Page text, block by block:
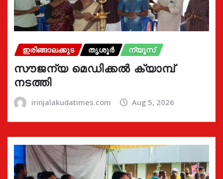
ഇരിങ്ങാലക്കുട തൃശൂർ ന്യൂസ്
സൗജന്യ മെഡിക്കൽ ക്യാമ്പ്
നടത്തി
irinjalakudatimes.com Aug 5, 2026